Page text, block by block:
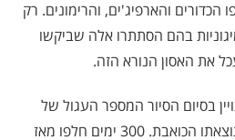
והארפיג'ים, והרימונים. רק
בהם הסתתרו אלה שביקשו
את האסון הנורא הזה.
בסיום הסיור המספר העגול של
300 ימים חלפו מאז